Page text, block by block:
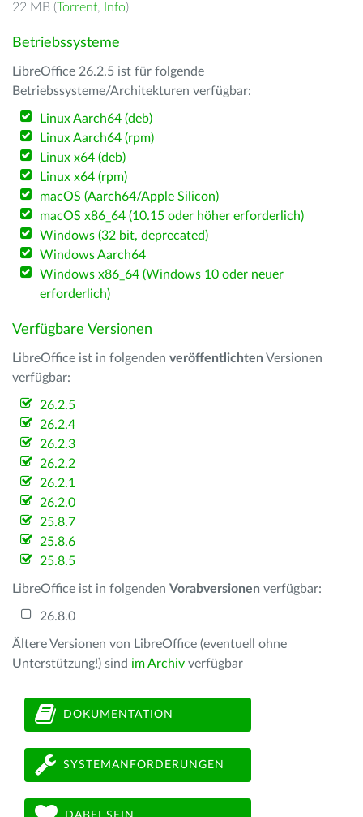
22 MB (Torrent, Info)
Betriebssysteme
LibreOffice 26.2.5 ist für folgende
Betriebssysteme/Architekturen verfügbar:
Linux Aarch64 (deb)
Linux Aarch64 (rpm)
Linux x64 (deb)
Linux x64 (rpm)
macOS (Aarch64/Apple Silicon)
macOS x86_64 (10.15 oder höher erforderlich)
Windows (32 bit, deprecated)
Windows Aarch64
Windows x86_64 (Windows 10 oder neuer
erforderlich)
Verfügbare Versionen
LibreOffice ist in folgenden veröffentlichten Versionen
verfügbar:
26.2.5
26.2.4
26.2.3
26.2.2
26.2.1
26.2.0
25.8.7
25.8.6
25.8.5
LibreOffice ist in folgenden Vorabversionen verfügbar:
26.8.0
Ältere Versionen von LibreOffice (eventuell ohne
Unterstützung!) sind im Archiv verfügbar
DOKUMENTATION
SYSTEMANFORDERUNGEN